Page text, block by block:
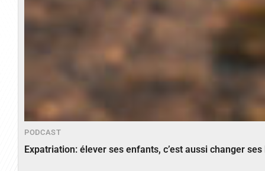
PODCAST
Expatriation: élever ses enfants, c’est aussi changer